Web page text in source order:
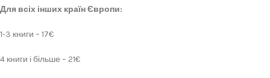
Для всіх інших країн Європи:
1-3 книги – 17€
4 книги і більше – 21€